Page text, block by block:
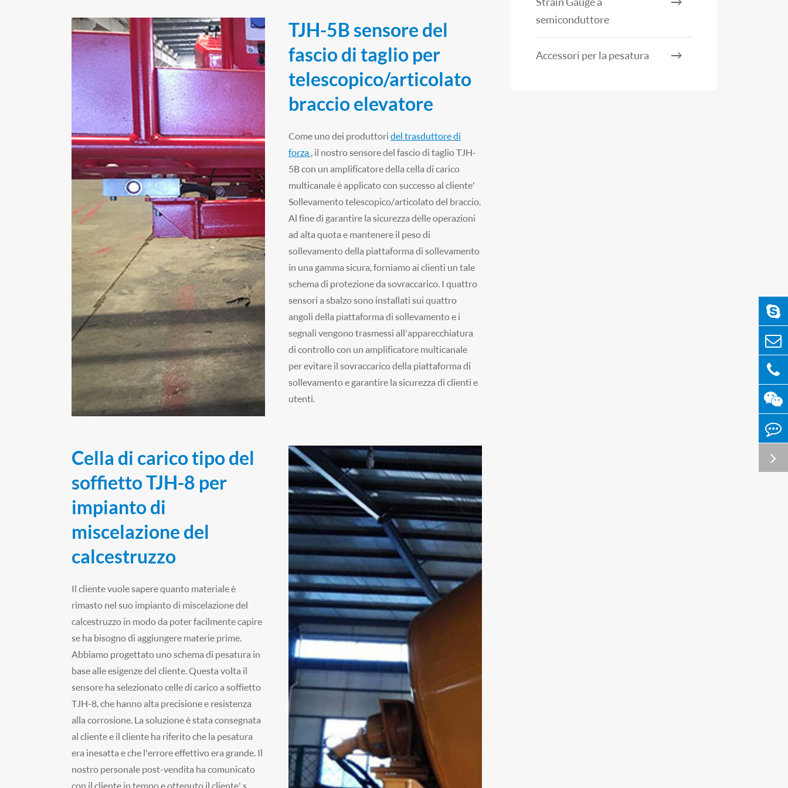
TJH-5B sensore del
fascio di taglio per
telescopico/articolato
braccio elevatore
Come uno dei produttori del trasduttore di
forza , il nostro sensore del fascio di taglio TJH-
5B con un amplificatore della cella di carico
multicanale è applicato con successo al cliente'
Sollevamento telescopico/articolato del braccio.
Al fine di garantire la sicurezza delle operazioni
ad alta quota e mantenere il peso di
sollevamento della piattaforma di sollevamento
in una gamma sicura, forniamo ai clienti un tale
schema di protezione da sovraccarico. I quattro
sensori a sbalzo sono installati sui quattro
angoli della piattaforma di sollevamento e i
segnali vengono trasmessi all'apparecchiatura
di controllo con un amplificatore multicanale
per evitare il sovraccarico della piattaforma di
sollevamento e garantire la sicurezza di clienti e
utenti.
Cella di carico tipo del
soffietto TJH-8 per
impianto di
miscelazione del
calcestruzzo
Il cliente vuole sapere quanto materiale è
rimasto nel suo impianto di miscelazione del
calcestruzzo in modo da poter facilmente capire
se ha bisogno di aggiungere materie prime.
Abbiamo progettato uno schema di pesatura in
base alle esigenze del cliente. Questa volta il
sensore ha selezionato celle di carico a soffietto
TJH-8, che hanno alta precisione e resistenza
alla corrosione. La soluzione è stata consegnata
al cliente e il cliente ha riferito che la pesatura
era inesatta e che l'errore effettivo era grande. Il
nostro personale post-vendita ha comunicato
con il cliente in tempo e ottenuto il cliente' s
semiconduttore
Accessori per la pesatura